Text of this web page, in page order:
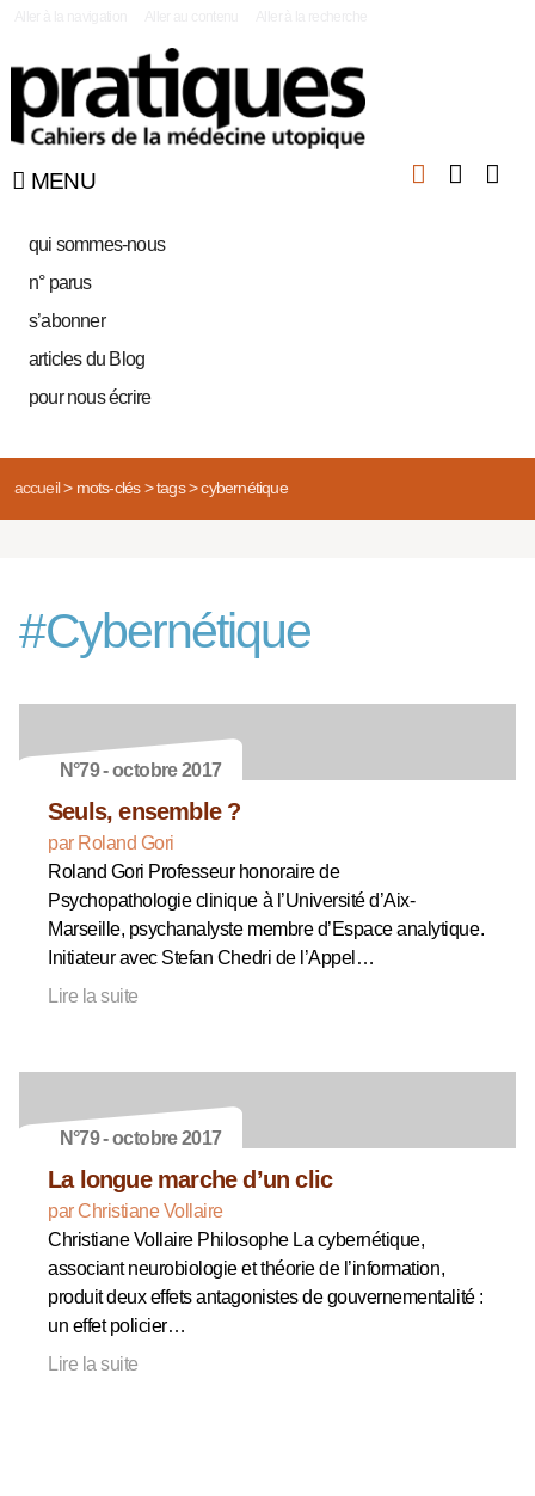
MENU
qui sommes-nous
n° parus
s’abonner
articles du Blog
pour nous écrire
accueil> mots-clés> tags> cybernétique
#Cybernétique
N°79 - octobre 2017
Seuls, ensemble ?
par Roland Gori
Roland Gori Professeur honoraire de
Psychopathologie clinique à l’Université d’Aix-
Marseille, psychanalyste membre d’Espace analytique.
Initiateur avec Stefan Chedri de l’Appel…
Lire la suite
N°79 - octobre 2017
La longue marche d’un clic
par Christiane Vollaire
Christiane Vollaire Philosophe La cybernétique,
associant neurobiologie et théorie de l’information,
produit deux effets antagonistes de gouvernementalité :
un effet policier…
Lire la suite